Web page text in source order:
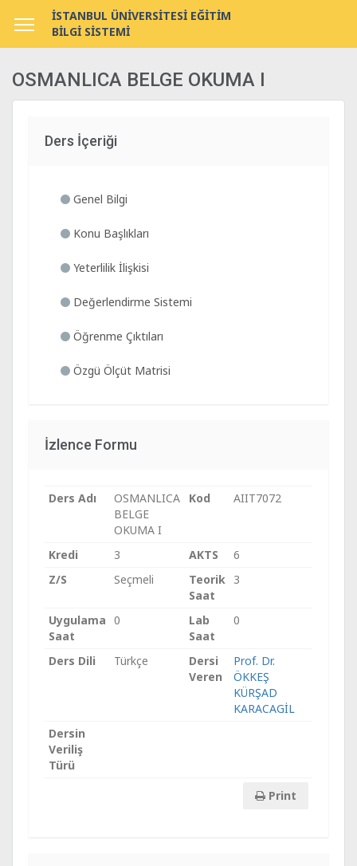
İSTANBUL ÜNİVERSİTESİ EĞİTİM
BİLGİ SİSTEMİ
OSMANLICA BELGE OKUMA I
Ders İçeriği
Genel Bilgi
Konu Başlıkları
Yeterlilik İlişkisi
Değerlendirme Sistemi
Öğrenme Çıktıları
Özgü Ölçüt Matrisi
İzlence Formu
Ders Adı
OSMANLICA
BELGE
OKUMA I
Kod AIIT7072
Kredi 3 AKTS
6
Z/S
Seçmeli
Teorik
Saat
3
Uygulama
Saat
0
Lab
Saat
0
Ders Dili Türkçe
Dersi
Veren
Prof. Dr.
ÖKKEŞ
KÜRŞAD
KARACAGİL
Dersin
Veriliş
Türü
Print